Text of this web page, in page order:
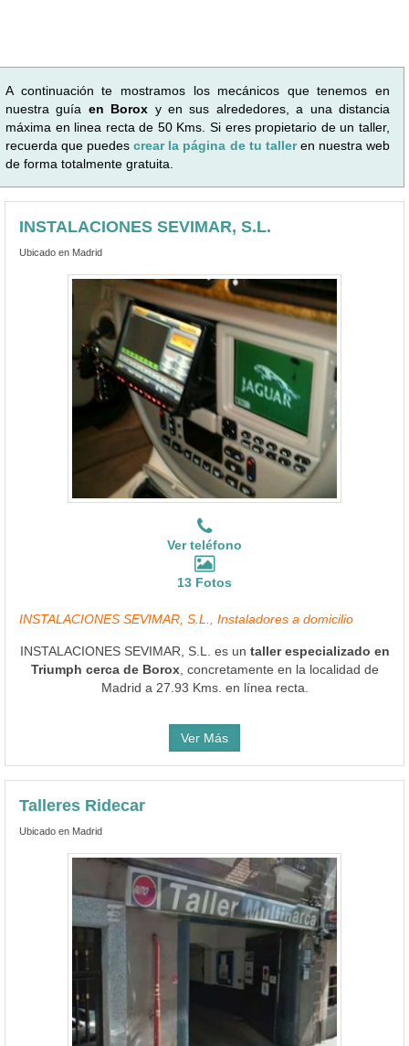
A continuación te mostramos los mecánicos que tenemos en
nuestra guía en Borox y en sus alrededores, a una distancia
máxima en linea recta de 50 Kms. Si eres propietario de un taller,
recuerda que puedescrear la página de tu talleren nuestra web
de forma totalmente gratuita.
INSTALACIONES SEVIMAR, S.L.
Ubicado en Madrid
Ver teléfono
13 Fotos
INSTALACIONES SEVIMAR, S.L., Instaladores a domicilio
INSTALACIONES SEVIMAR, S.L. es un taller especializado en
Triumph cerca de Borox, concretamente en la localidad de
Madrid a 27.93 Kms. en línea recta.
Ver Más
Talleres Ridecar
Ubicado en Madrid